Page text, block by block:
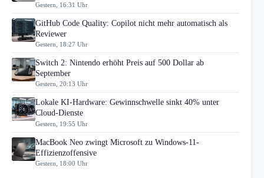
Gestern, 16:31 Uhr
GitHub Code Quality: Copilot nicht mehr automatisch als
Reviewer
Gestern, 18:27 Uhr
Switch 2: Nintendo erhöht Preis auf 500 Dollar ab
September
Gestern, 20:13 Uhr
Lokale KI-Hardware: Gewinnschwelle sinkt 40% unter
Cloud-Dienste
Gestern, 19:55 Uhr
MacBook Neo zwingt Microsoft zu Windows-11-
Effizienzoffensive
Gestern, 18:00 Uhr